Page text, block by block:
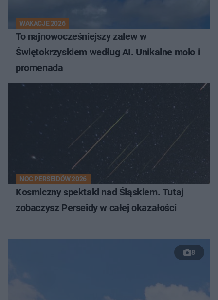
WAKACJE 2026
To najnowocześniejszy zalew w
Świętokrzyskiem według AI. Unikalne molo i
promenada
NOC PERSEIDÓW 2026
Kosmiczny spektakl nad Śląskiem. Tutaj
zobaczysz Perseidy w całej okazałości
8